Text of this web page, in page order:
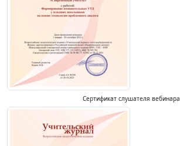
Сертификат слушателя вебинара